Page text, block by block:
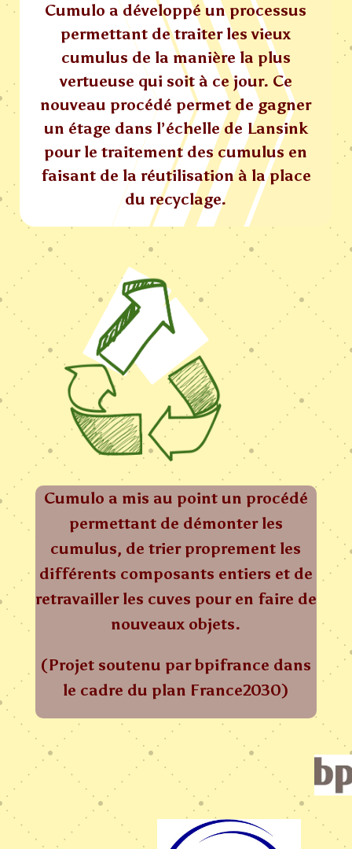
Cumulo a développé un processus
permettant de traiter les vieux
cumulus de la manière la plus
vertueuse qui soit à ce jour. Ce
nouveau procédé permet de gagner
un étage dans l’échelle de Lansink
pour le traitement des cumulus en
faisant de la réutilisation à la place
du recyclage.
Cumulo a mis au point un procédé
permettant de démonter les
cumulus, de trier proprement les
différents composants entiers et de
retravailler les cuves pour en faire de
nouveaux objets.
(Projet soutenu par bpifrance dans
le cadre du plan France2030)